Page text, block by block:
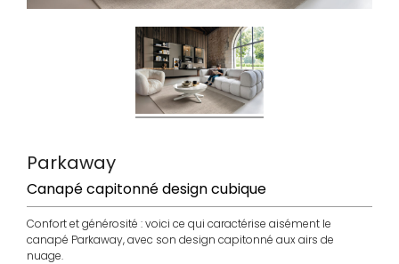
Parkaway
Canapé capitonné design cubique
Confort et générosité : voici ce qui caractérise aisément le
canapé Parkaway, avec son design capitonné aux airs de
nuage.